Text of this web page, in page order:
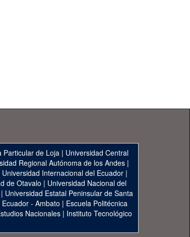
Particular de Loja | Universidad Central
Regional Autónoma de los Andes|
Universidad Internacional del Ecuador|
de Otavalo | Universidad Nacional del
| Universidad Estatal Peninsular de Santa
- Ambato | Escuela Politécnica
Nacionales | Instituto Tecnológico